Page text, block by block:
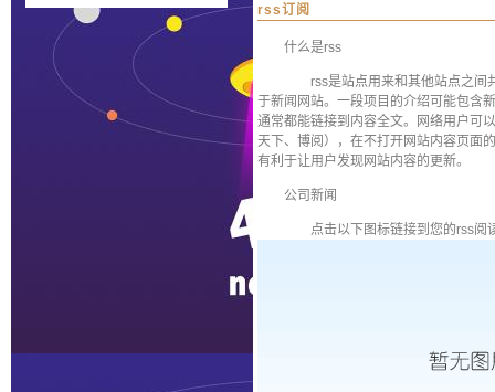
rss订阅
什么是rss
rss是站点用来和其他站点之间
于新闻网站。一段项目的介绍可能包含
通常都能链接到内容全文。网络用户可
天下、博阅），在不打开网站内容页面
有利于让用户发现网站内容的更新。
公司新闻
点击以下图标链接到您的rss阅